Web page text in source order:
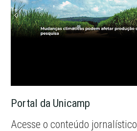
Portal da Unicamp
Acesse o conteúdo jornalístico